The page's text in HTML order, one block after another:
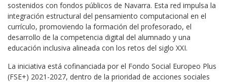
sostenidos con fondos públicos de Navarra. Esta red impulsa la
integración estructural del pensamiento computacional en el
currículo, promoviendo la formación del profesorado, el
desarrollo de la competencia digital del alumnado y una
educación inclusiva alineada con los retos del siglo XXI.
La iniciativa está cofinanciada por el Fondo Social Europeo Plus
(FSE+) 2021-2027, dentro de la prioridad de acciones sociales